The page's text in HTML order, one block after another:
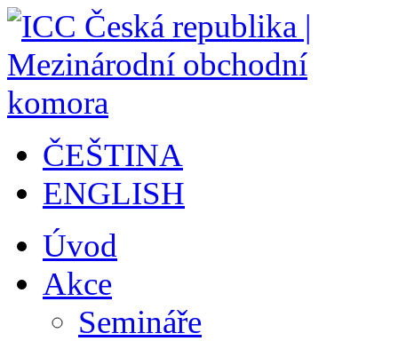
ČEŠTINA
ENGLISH
Úvod
Akce
Semináře